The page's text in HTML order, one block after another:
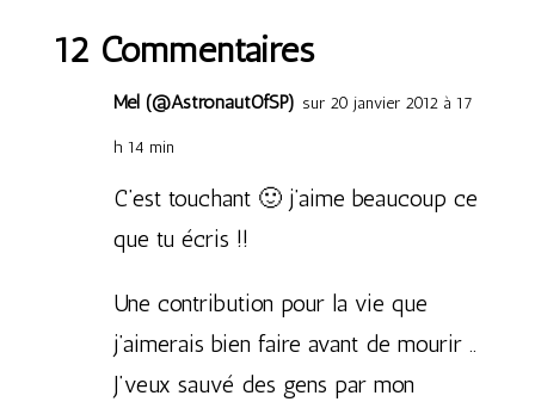
12 Commentaires
Mel (@AstronautOfSP) sur 20 janvier 2012 à 17
h 14 min
C’est touchant 🙂 j’aime beaucoup ce
que tu écris !!
Une contribution pour la vie que
j’aimerais bien faire avant de mourir ..
J’veux sauvé des gens par mon